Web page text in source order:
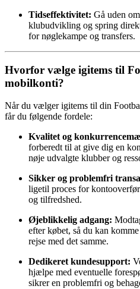
Tidseffektivitet: Gå uden
klubudvikling og spring
for nøglekampe og transfers.
Hvorfor vælge igitems til
mobilkonti?
Når du vælger igitems til din
får du følgende fordele:
Kvalitet og
forberedt til at give dig en
nøje udvalgte klubber og
Sikker og problemfri
ligetil proces for
og tilfredshed.
Øjeblikkelig adgang:
efter købet, så du kan
rejse med det samme.
Dedikeret kundesupport:
hjælpe med eventuelle
sikrer en problemfri og